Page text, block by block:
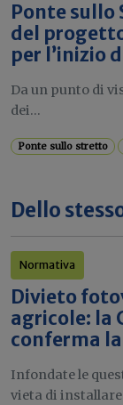
Ponte
del
per l’inizio
Da un punto di
dei...
Ponte sullo stretto
Dello
Normativa
Divieto
agricole: la
conferma
Infondate le
vieta di